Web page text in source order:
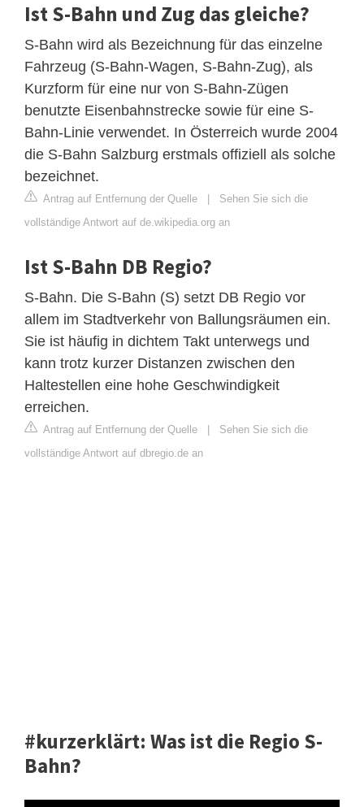
Ist S-Bahn und Zug das gleiche?
S-Bahn wird als Bezeichnung für das einzelne
Fahrzeug (S-Bahn-Wagen, S-Bahn-Zug), als
Kurzform für eine nur von S-Bahn-Zügen
benutzte Eisenbahnstrecke sowie für eine S-
Bahn-Linie verwendet. In Österreich wurde 2004
die S-Bahn Salzburg erstmals offiziell als solche
bezeichnet.
Antrag auf Entfernung der Quelle
Sehen Sie sich die
vollständige Antwort auf de.wikipedia.org an
Ist S-Bahn DB Regio?
S-Bahn. Die S-Bahn (S) setzt DB Regio vor
allem im Stadtverkehr von Ballungsräumen ein.
Sie ist häufig in dichtem Takt unterwegs und
kann trotz kurzer Distanzen zwischen den
Haltestellen eine hohe Geschwindigkeit
erreichen.
Antrag auf Entfernung der Quelle
Sehen Sie sich die
vollständige Antwort auf dbregio.de an
#kurzerklärt: Was ist die Regio S-
Bahn?